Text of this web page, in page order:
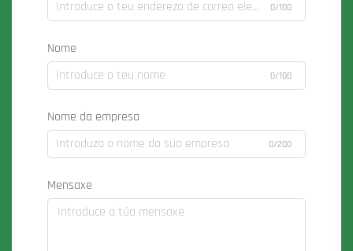
0/100
Nome
0/100
Nome da empresa
0/200
Mensaxe